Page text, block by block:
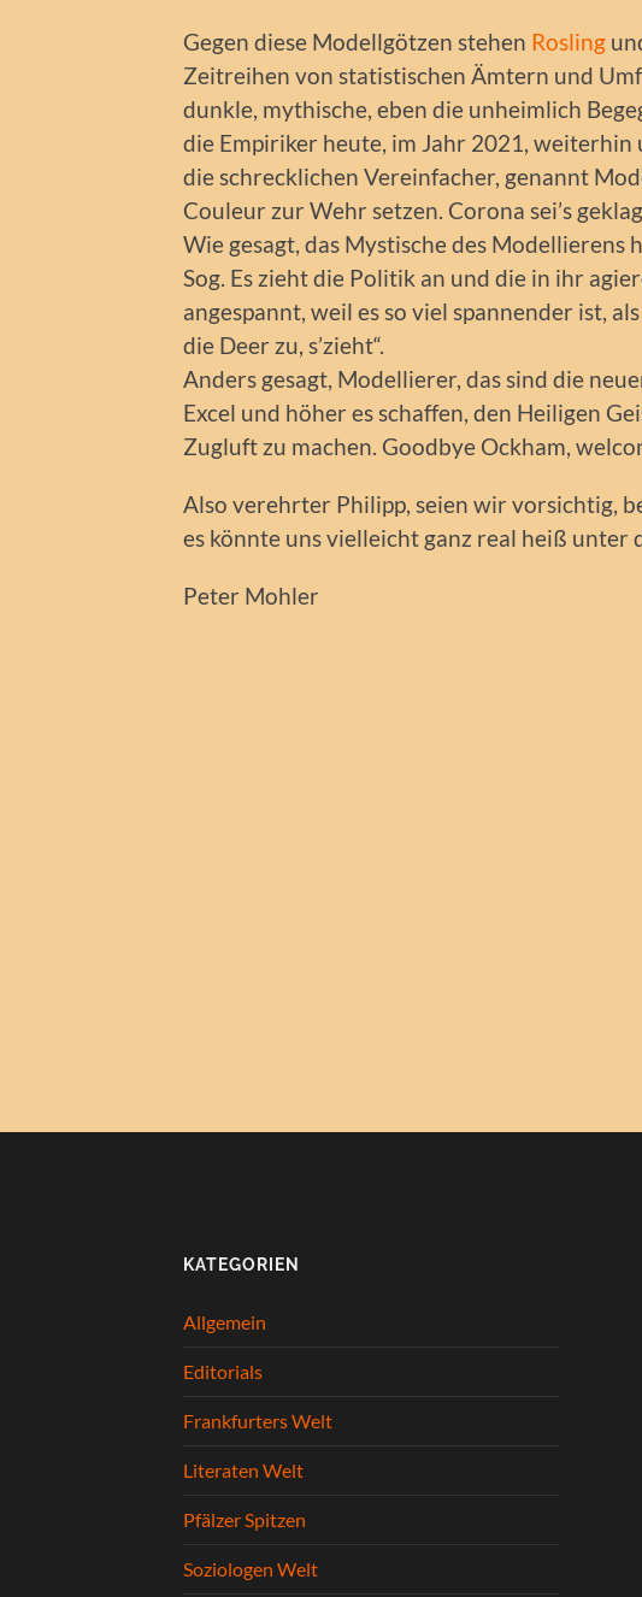
Gegen diese Modellgötzen stehen Rosling
Zeitreihen von statistischen Ämtern und
dunkle, mythische, eben die unheimlich
die Empiriker heute, im Jahr 2021, weiterhin
die schrecklichen Vereinfacher, genannt
Couleur zur Wehr setzen. Corona sei’s
Wie gesagt, das Mystische des Modellierens
Sog. Es zieht die Politik an und die in ihr
angespannt, weil es so viel spannender ist,
die Deer zu, s’zieht“.
Anders gesagt, Modellierer, das sind die
Excel und höher es schaffen, den Heiligen
Zugluft zu machen. Goodbye Ockham,
Also verehrter Philipp, seien wir vorsichtig,
es könnte uns vielleicht ganz real heiß unter
Peter Mohler
KATEGORIEN
Allgemein
Editorials
Frankfurters Welt
Literaten Welt
Pfälzer Spitzen
Soziologen Welt